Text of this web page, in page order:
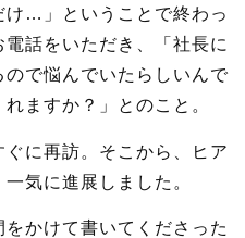
け…」ということで終わっ
話をいただき、「社長に
で悩んでいたらしいんで
ますか？」とのこと。
に再訪。そこから、ヒア
気に進展しました。
かけて書いてくださった